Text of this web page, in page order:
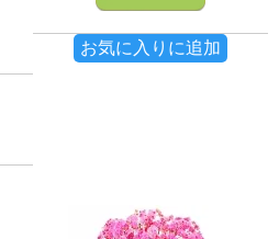
お気に入りに追加